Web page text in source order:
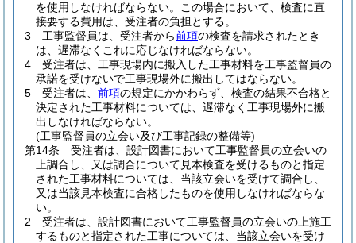
を使用しなければならない。
この場合において、検査に直
接要する費用は、受注者の負担とする。
3
工事監督員は、受注者から前項の検査を請求されたとき
は、遅滞なくこれに応じなければならない。
4
受注者は、工事現場内に搬入した工事材料を工事監督員の
承諾を受けないで工事現場外に搬出してはならない。
5
受注者は、 前項の規定にかかわらず、検査の結果不合格と
決定された工事材料については、遅滞なく工事現場外に搬
出しなければならない。
(工事監督員の立会い及び工事記録の整備等)
第14条
受注者は、設計図書において工事監督員の立会いの
上調合し、又は調合について見本検査を受けるものと指定
された工事材料については、当該立会いを受けて調合し、
又は当該見本検査に合格したものを使用しなければならな
い。
2
受注者は、設計図書において工事監督員の立会いの上施工
するものと指定された工事については、当該立会いを受け